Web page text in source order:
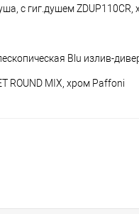
с гиг.душем ZDUP110CR,
Blu излив-
ROUND MIX, хром Paffoni